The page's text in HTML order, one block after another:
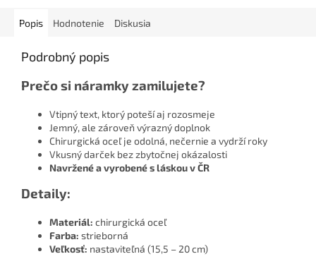
Popis Hodnotenie Diskusia
Podrobný popis
Prečo si náramky zamilujete?
Vtipný text, ktorý poteší aj rozosmeje
Jemný, ale zároveň výrazný doplnok
Chirurgická oceľ je odolná, nečernie a vydrží roky
Vkusný darček bez zbytočnej okázalosti
Navržené a vyrobené s láskou v ČR
Detaily:
Materiál: chirurgická oceľ
Farba: strieborná
Veľkosť: nastaviteľná (15,5 – 20 cm)